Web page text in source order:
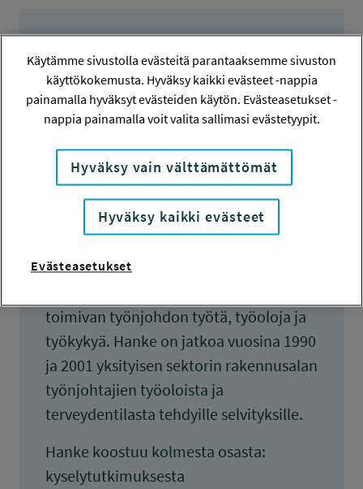
Tiivistelmä
Kehittämishankkeen tavoitteena on
selvittää rakennustuotannon työmaalla
toimivan työnjohdon työnkuvaa, työn
kuormitus- ja vaaratekijöitä,
terveydentilaa sekä hyvinvointia ja
verrata niitä aiempien selvitysten
löytää yhdessä toimintatapoja, joilla
toimivan työnjohdon työtä, työoloja ja
työkykyä. Hanke on jatkoa vuosina 1990
ja 2001 yksityisen sektorin rakennusalan
työnjohtajien työoloista ja
terveydentilasta tehdyille selvityksille.
Hanke koostuu kolmesta osasta:
kyselytutkimuksesta
Käytämme sivustolla evästeitä parantaaksemme sivuston
käyttökokemusta. Hyväksy kaikki evästeet -nappia
painamalla hyväksyt evästeiden käytön. Evästeasetukset -
nappia painamalla voit valita sallimasi evästetyypit.
Hyväksy vain välttämättömät
Hyväksy kaikki evästeet
Evästeasetukset